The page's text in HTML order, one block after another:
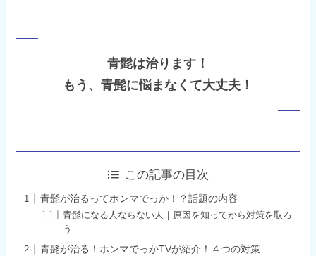
青髭は治ります！
もう、青髭に悩まなくて大丈夫！
この記事の目次
青髭が治るってホンマでっか！？話題の内容
青髭になる人ならない人｜原因を知ってから対策を取ろ
う
青髭が治る！ホンマでっかTVが紹介！４つの対策